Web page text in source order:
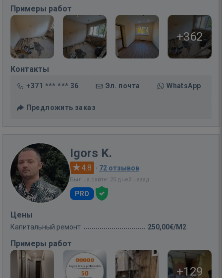
Примеры работ
+362
Контакты
+371 *** *** 36 Эл. почта WhatsApp
Предложить заказ
Igors K.
4.8 · 72 отзывов
Был на сайте: 25 дней назад
PRO
Цены
Капитальный ремонт 250,00€/M2
Примеры работ
+129